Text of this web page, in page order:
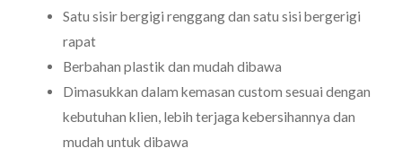
Satu sisir bergigi renggang dan satu sisi bergerigi
rapat
Berbahan plastik dan mudah dibawa
Dimasukkan dalam kemasan custom sesuai dengan
kebutuhan klien, lebih terjaga kebersihannya dan
mudah untuk dibawa